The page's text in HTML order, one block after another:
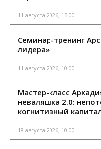
11 августа 2026, 15:00
Семинар-тренинг
лидера»
11 августа 2026, 10:00
Мастер-класс
неваляшка 2.0:
когнитивный
18 августа 2026, 10:00